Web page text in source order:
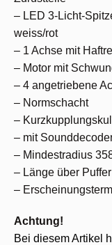
– LED 3-Licht-
weiss/rot
– 1 Achse mit
– Motor mit
– 4 angetriebene
– Normschacht
–
– mit
– Mindestradius
– Länge über
–
Achtung!
Bei diesem Artikel